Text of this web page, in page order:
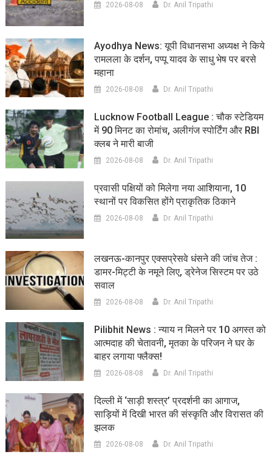
2026-08-08 Dr. Anil Tripathi
Ayodhya News: यूपी विधानसभा अध्यक्ष ने किये
रामलला के दर्शन, पप्पू यादव के साधु भेष पर बरसे
महाना
2026-08-08 Dr. Anil Tripathi
Lucknow Football League : चौक स्टेडियम
में 90 मिनट का रोमांच, अलीगंज स्पोर्टिंग और RBI
क्लब ने मारी बाजी
2026-08-08 Dr. Anil Tripathi
प्रवासी पक्षियों को मिलेगा नया आशियाना, 10
स्थानों पर विकसित होंगे प्राकृतिक ठिकाने
2026-08-08 Dr. Anil Tripathi
लखनऊ-कानपुर एक्सप्रेसवे धंसने की जांच तेज :
डामर-मिट्टी के नमूने लिए, ड्रेनेज सिस्टम पर उठे
सवाल
2026-08-08 Dr. Anil Tripathi
Pilibhit News : न्याय न मिलने पर 10 अगस्त को
आत्मदाह की चेतावनी, मृतका के परिजन ने घर के
बाहर लगाया फ्लैक्स!
2026-08-08 Dr. Anil Tripathi
दिल्ली में ‘साड़ी शस्त्र’ प्रदर्शनी का आगाज,
साड़ियों में दिखी भारत की संस्कृति और विरासत की
झलक
2026-08-08 Dr. Anil Tripathi